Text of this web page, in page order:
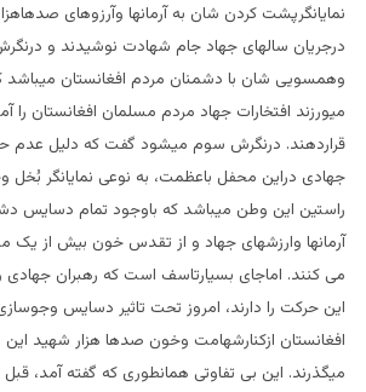
نمایانگرپشت کردن شان به آرمانها وآرزوهای
درجریان سالهای جهاد جام شهادت نوشیدند و
وهمسویی شان با دشمنان مردم افغانستان
میورزند افتخارات جهاد مردم مسلمان افغانستان را
قراردهند. درنگرش سوم میشود گفت که دلیل عدم
جهادی دراین محفل باعظمت، به نوعی نمایانگر بُخل
راستین این وطن میباشد که باوجود تمام دسایس
آرمانها وارزشهای جهاد و از تقدس خون بیش از
می کنند. اماجای بسیارتاسف است که رهبران جهادی
این حرکت را دارند، امروز تحت تاثیر دسایس
افغانستان ازکنارشهامت وخون صدها هزار شهید
میگذرند. این بی تفاوتی همانطوری که گفته آمد،